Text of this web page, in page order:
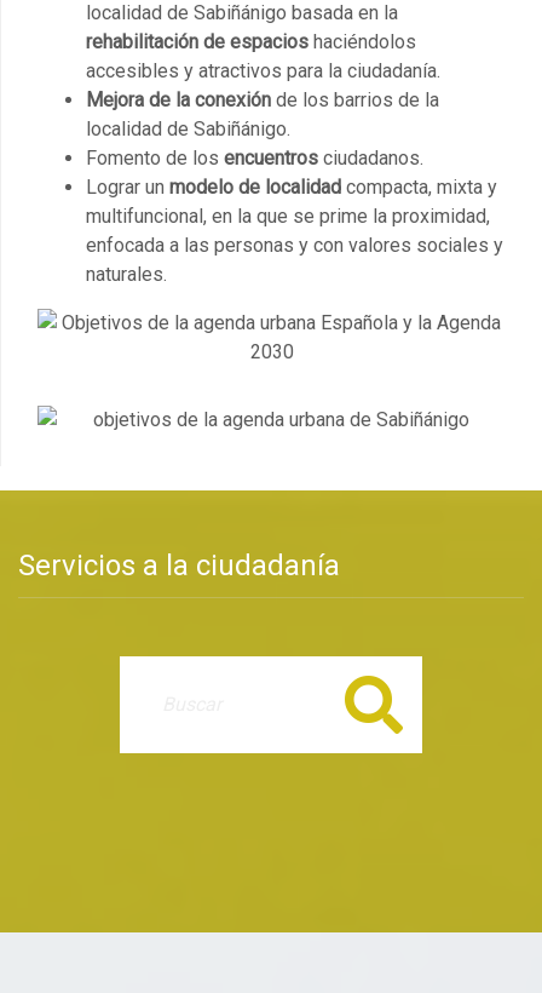
localidad de Sabiñánigo basada en la
rehabilitación de espacios haciéndolos
accesibles y atractivos para la ciudadanía.
Mejora de la conexión de los barrios de la
localidad de Sabiñánigo.
Fomento de los encuentros ciudadanos.
Lograr un modelo de localidad compacta, mixta y
multifuncional, en la que se prime la proximidad,
enfocada a las personas y con valores sociales y
naturales.
Servicios a la ciudadanía
Buscar